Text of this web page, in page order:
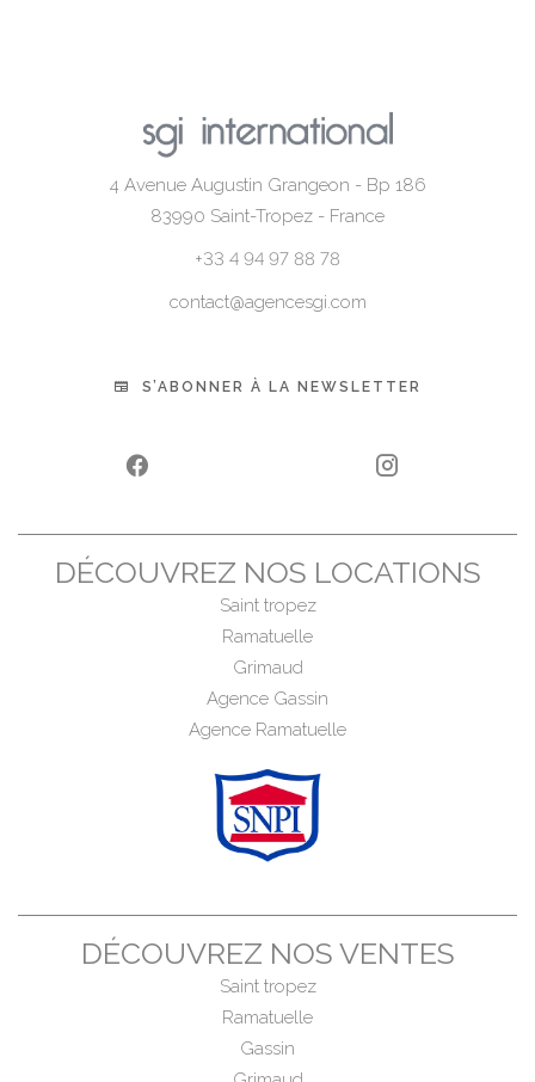
4 Avenue Augustin Grangeon - Bp 186
83990 Saint-Tropez - France
+33 4 94 97 88 78
contact@agencesgi.com
S’ABONNER À LA NEWSLETTER
DÉCOUVREZ NOS LOCATIONS
Saint tropez
Ramatuelle
Grimaud
Agence Gassin
Agence Ramatuelle
DÉCOUVREZ NOS VENTES
Saint tropez
Ramatuelle
Gassin